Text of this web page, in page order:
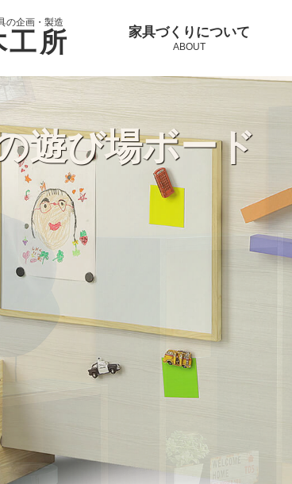
の企画・製造
所 家具づくりについて
ABOUT
病院の間仕
遊び場ボード